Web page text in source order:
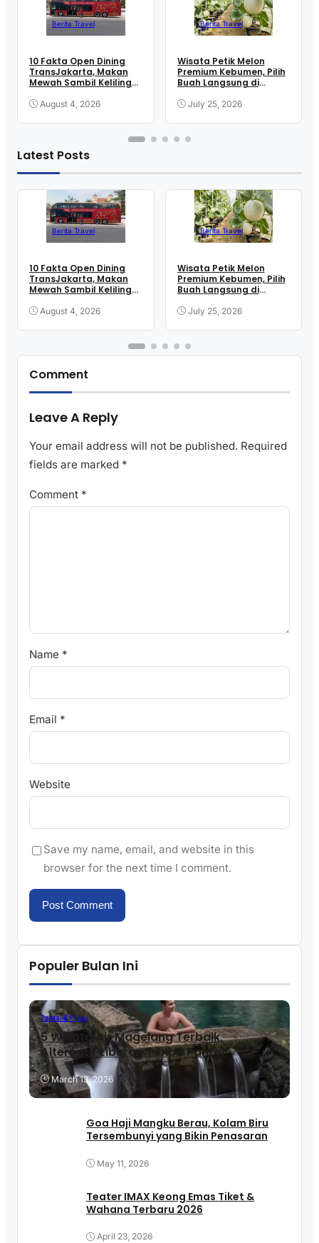
Berita Travel
10 Fakta Open Dining
TransJakarta, Makan
Mewah Sambil Keliling
August 4, 2026
Berita Travel
Wisata Petik Melon
Premium Kebumen, Pilih
Buah Langsung di
July 25, 2026
Latest Posts
Berita Travel
10 Fakta Open Dining
TransJakarta, Makan
Mewah Sambil Keliling
August 4, 2026
Berita Travel
Wisata Petik Melon
Premium Kebumen, Pilih
Buah Langsung di
July 25, 2026
Comment
Leave A Reply
Your email address will not be published. Required
fields are marked *
Comment *
Name *
Email *
Website
Save my name, email, and website in this
browser for the next time I comment.
Populer Bulan Ini
Pantai & Pulau
5 Wisata Air Magelang Terbaik,
Alternatif Liburan Tanpa Pantai!
March 13, 2026
Goa Haji Mangku Berau, Kolam Biru
Tersembunyi yang Bikin Penasaran
May 11, 2026
Teater IMAX Keong Emas Tiket &
Wahana Terbaru 2026
April 23, 2026